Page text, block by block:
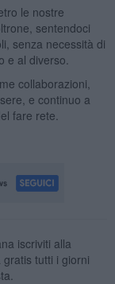
le nostre
sentendoci
senza necessità di
e al diverso.
collaborazioni,
e continuo a
fare rete.
iscriviti alla
gratis tutti i giorni